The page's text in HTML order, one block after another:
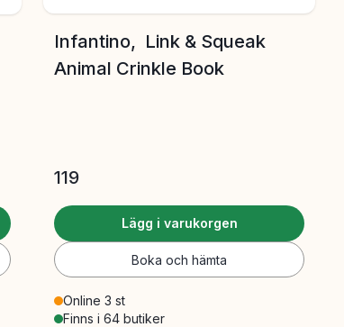
Infantino, Link & Squeak
Animal Crinkle Book
119
Lägg i varukorgen
Boka och hämta
Online 3 st
Finns i 64 butiker